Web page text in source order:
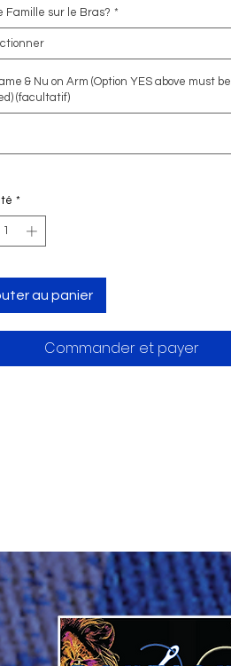
Famille sur le Bras? *
& Nu on Arm (Option YES above must be
(facultatif)
*
au panier
Commander et payer